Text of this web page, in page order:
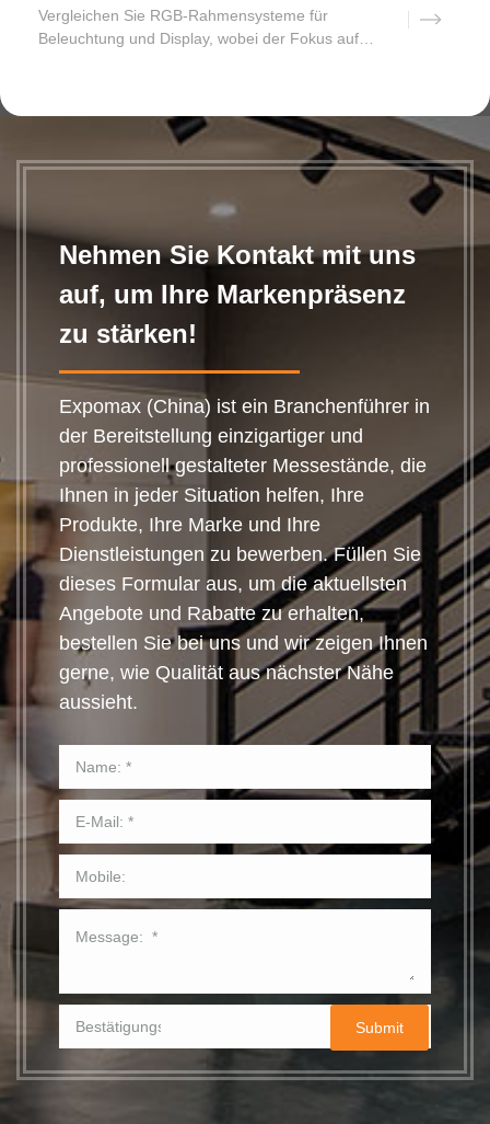
Vergleichen Sie RGB-Rahmensysteme für
Beleuchtung und Display, wobei der Fokus auf
Nehmen Sie Kontakt mit uns
auf, um Ihre Markenpräsenz
zu stärken!
Expomax (China) ist ein Branchenführer in
der Bereitstellung einzigartiger und
professionell gestalteter Messestände, die
Ihnen in jeder Situation helfen, Ihre
Produkte, Ihre Marke und Ihre
Dienstleistungen zu bewerben. Füllen Sie
dieses Formular aus, um die aktuellsten
Angebote und Rabatte zu erhalten,
bestellen Sie bei uns und wir zeigen Ihnen
gerne, wie Qualität aus nächster Nähe
aussieht.